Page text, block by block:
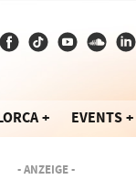
EVENTS
- ANZEIGE -